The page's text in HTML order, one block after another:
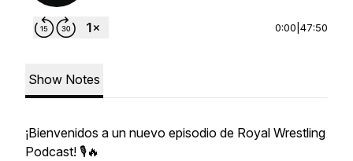
0:00 47:50
Show Notes
¡Bienvenidos a un nuevo episodio de Royal Wrestling
Podcast! 🎙️🔥